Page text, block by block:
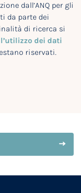
dall’ANQ per gli
da parte dei
di ricerca si
l’utilizzo dei dati
riservati.